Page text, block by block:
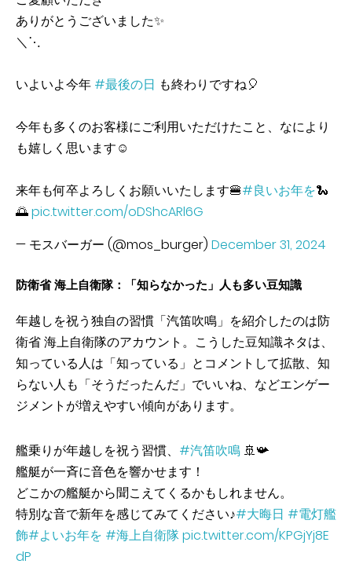
ありがとうございました✨
＼⋱
いよいよ今年 #最後の日 も終わりですね🎈
今年も多くのお客様にご利用いただけたこと、なにより
も嬉しく思います☺️
来年も何卒よろしくお願いいたします🍔#良いお年を🐍
🌅pic.twitter.com/oDShcARl6G
— モスバーガー (@mos_burger) December 31, 2024
防衛省 海上自衛隊：「知らなかった」人も多い豆知識
年越しを祝う独自の習慣「汽笛吹鳴」を紹介したのは防
衛省 海上自衛隊のアカウント。こうした豆知識ネタは、
知っている人は「知っている」とコメントして拡散、知
らない人も「そうだったんだ」でいいね、などエンゲー
ジメントが増えやすい傾向があります。
艦乗りが年越しを祝う習慣、 #汽笛吹鳴 🚢📯
艦艇が一斉に音色を響かせます！
どこかの艦艇から聞こえてくるかもしれません。
特別な音で新年を感じてみてください♪#大晦日 #電灯艦
飾#よいお年を #海上自衛隊pic.twitter.com/KPGjYj8E
dP